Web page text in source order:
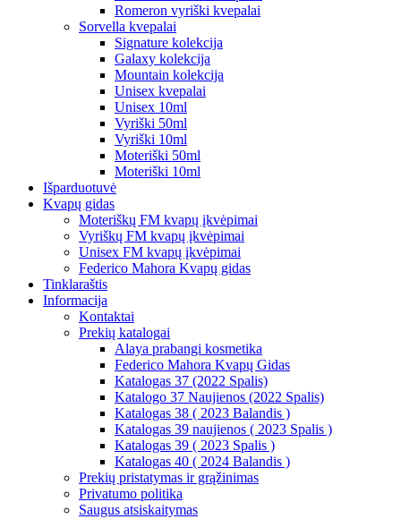
Romeron vyriški kvepalai
Sorvella kvepalai
Signature kolekcija
Galaxy kolekcija
Mountain kolekcija
Unisex kvepalai
Unisex 10ml
Vyriški 50ml
Vyriški 10ml
Moteriški 50ml
Moteriški 10ml
Išparduotuvė
Kvapų gidas
Moteriškų FM kvapų įkvėpimai
Vyriškų FM kvapų įkvėpimai
Unisex FM kvapų įkvėpimai
Federico Mahora Kvapų gidas
Tinklaraštis
Informacija
Kontaktai
Prekių katalogai
Alaya prabangi kosmetika
Federico Mahora Kvapų Gidas
Katalogas 37 (2022 Spalis)
Katalogo 37 Naujienos (2022 Spalis)
Katalogas 38 ( 2023 Balandis )
Katalogas 39 naujienos ( 2023 Spalis )
Katalogas 39 ( 2023 Spalis )
Katalogas 40 ( 2024 Balandis )
Prekių pristatymas ir grąžinimas
Privatumo politika
Saugus atsiskaitymas